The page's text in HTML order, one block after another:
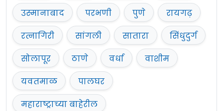
उस्मानाबाद
परभणी पुणे
रायगढ़
रत्नागिरी
सांगली सातारा
सिंधुदुर्ग
सोलापूर
ठाणे वर्धा
वाशीम
यवतमाळ
पालघर
महाराष्ट्राच्या बाहेरील